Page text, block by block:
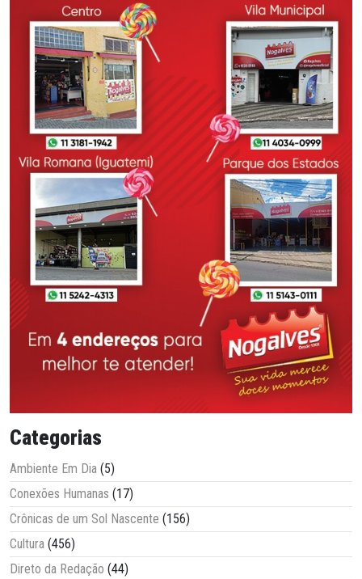
Categorias
Ambiente Em Dia (5)
Conexões Humanas (17)
Crônicas de um Sol Nascente (156)
Cultura (456)
Direto da Redação (44)